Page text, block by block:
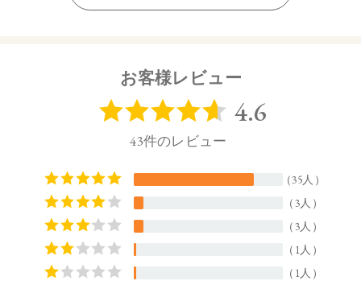
酸／カプリン酸）グリセリル、ダイマージリノール酸（フィ
トステリル／イソステアリル／セチル／ステアリル／ベヘニ
ル）、スクワラン、ダイマージリノール酸水添ヒマシ油、ヒ
マワリ種子ロウ、シリカ、キャンデリラロウエキス、キャン
デリラロウ炭化水素、セスキイソステアリン酸ソルビタン、
ラベンダー油、ニオイテンジクアオイ油、ベルガモット果皮
お客様レビュー